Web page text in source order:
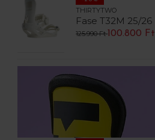
THIRTYTWO
Fase T32M 25/26
125.990 Ft 100.800 Ft